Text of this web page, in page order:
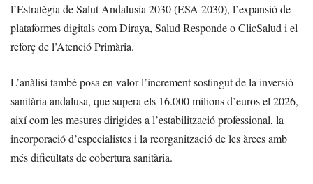
l’Estratègia de Salut Andalusia 2030 (ESA 2030), l’expansió de
plataformes digitals com Diraya, Salud Responde o ClicSalud i el
reforç de l’Atenció Primària.
L’anàlisi també posa en valor l’increment sostingut de la inversió
sanitària andalusa, que supera els 16.000 milions d’euros el 2026,
així com les mesures dirigides a l’estabilització professional, la
incorporació d’especialistes i la reorganització de les àrees amb
més dificultats de cobertura sanitària.